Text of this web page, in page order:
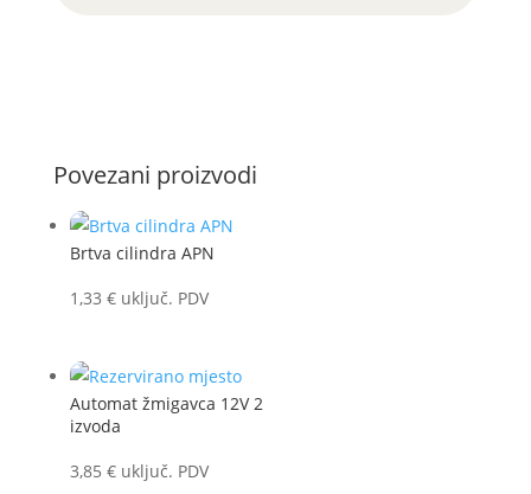
Povezani proizvodi
Brtva cilindra APN
1,33 € uključ. PDV
Automat žmigavca 12V 2
izvoda
3,85 € uključ. PDV